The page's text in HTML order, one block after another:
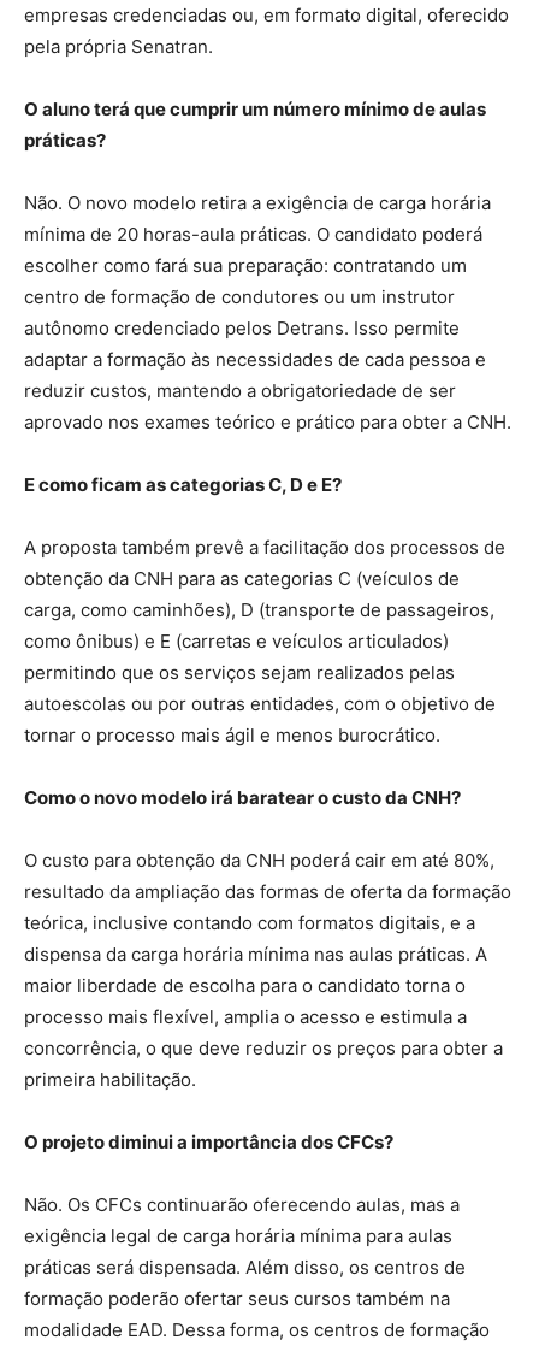
empresas credenciadas ou, em formato digital, oferecido
pela própria Senatran.
O aluno terá que cumprir um número mínimo de aulas
práticas?
Não. O novo modelo retira a exigência de carga horária
mínima de 20 horas-aula práticas. O candidato poderá
escolher como fará sua preparação: contratando um
centro de formação de condutores ou um instrutor
autônomo credenciado pelos Detrans. Isso permite
adaptar a formação às necessidades de cada pessoa e
reduzir custos, mantendo a obrigatoriedade de ser
aprovado nos exames teórico e prático para obter a CNH.
E como ficam as categorias C, D e E?
A proposta também prevê a facilitação dos processos de
obtenção da CNH para as categorias C (veículos de
carga, como caminhões), D (transporte de passageiros,
como ônibus) e E (carretas e veículos articulados)
permitindo que os serviços sejam realizados pelas
autoescolas ou por outras entidades, com o objetivo de
tornar o processo mais ágil e menos burocrático.
Como o novo modelo irá baratear o custo da CNH?
O custo para obtenção da CNH poderá cair em até 80%,
resultado da ampliação das formas de oferta da formação
teórica, inclusive contando com formatos digitais, e a
dispensa da carga horária mínima nas aulas práticas. A
maior liberdade de escolha para o candidato torna o
processo mais flexível, amplia o acesso e estimula a
concorrência, o que deve reduzir os preços para obter a
primeira habilitação.
O projeto diminui a importância dos CFCs?
Não. Os CFCs continuarão oferecendo aulas, mas a
exigência legal de carga horária mínima para aulas
práticas será dispensada. Além disso, os centros de
formação poderão ofertar seus cursos também na
modalidade EAD. Dessa forma, os centros de formação